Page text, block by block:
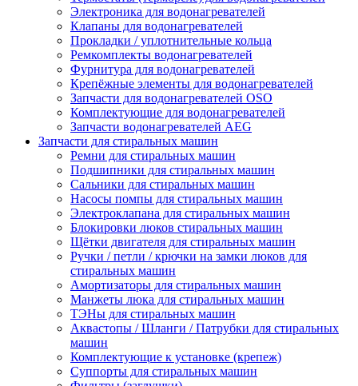
Электроника для водонагревателей
Клапаны для водонагревателей
Прокладки / уплотнительные кольца
Ремкомплекты водонагревателей
Фурнитура для водонагревателей
Крепёжные элементы для водонагревателей
Запчасти для водонагревателей OSO
Комплектующие для водонагревателей
Запчасти водонагревателей AEG
Запчасти для стиральных машин
Ремни для стиральных машин
Подшипники для стиральных машин
Сальники для стиральных машин
Насосы помпы для стиральных машин
Электроклапана для стиральных машин
Блокировки люков стиральных машин
Щётки двигателя для стиральных машин
Ручки / петли / крючки на замки люков для
стиральных машин
Амортизаторы для стиральных машин
Манжеты люка для стиральных машин
ТЭНы для стиральных машин
Аквастопы / Шланги / Патрубки для стиральных
машин
Комплектующие к установке (крепеж)
Суппорты для стиральных машин